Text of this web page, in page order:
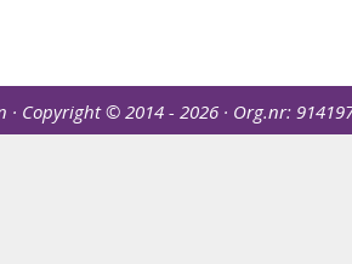
· Copyright © 2014 - 2026 · Org.nr: